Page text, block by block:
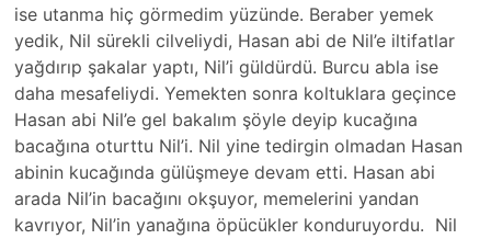
ise utanma hiç görmedim yüzünde. Beraber yemek
yedik, Nil sürekli cilveliydi, Hasan abi de Nil’e iltifatlar
yağdırıp şakalar yaptı, Nil’i güldürdü. Burcu abla ise
daha mesafeliydi. Yemekten sonra koltuklara geçince
Hasan abi Nil’e gel bakalım şöyle deyip kucağına
bacağına oturttu Nil’i. Nil yine tedirgin olmadan Hasan
abinin kucağında gülüşmeye devam etti. Hasan abi
arada Nil’in bacağını okşuyor, memelerini yandan
kavrıyor, Nil’in yanağına öpücükler konduruyordu. Nil